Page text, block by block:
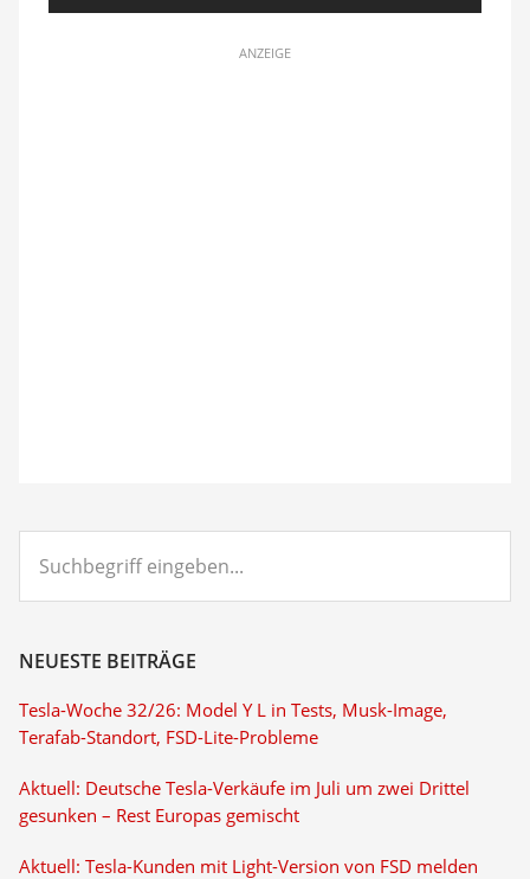
ANZEIGE
eingeben...
NEUESTE BEITRÄGE
Tesla-Woche 32/26: Model Y L in Tests, Musk-Image,
Terafab-Standort, FSD-Lite-Probleme
Aktuell: Deutsche Tesla-Verkäufe im Juli um zwei Drittel
gesunken – Rest Europas gemischt
Aktuell: Tesla-Kunden mit Light-Version von FSD melden